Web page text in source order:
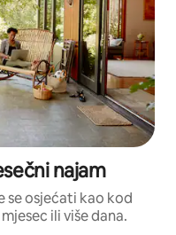
najam
se osjećati kao kod
ili više dana.